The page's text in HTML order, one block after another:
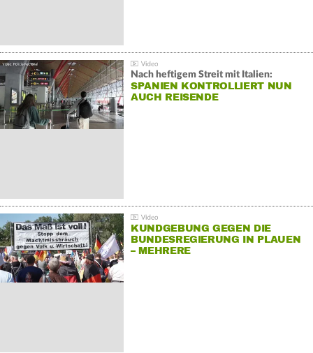
Nach heftigem Streit mit Italien:
SPANIEN KONTROLLIERT NUN
AUCH REISENDE
KUNDGEBUNG GEGEN DIE
BUNDESREGIERUNG IN PLAUEN
– MEHRERE